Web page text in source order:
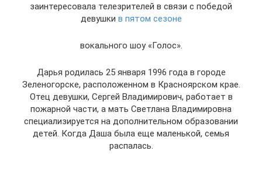
заинтересовала телезрителей в связи с победой
девушки в пятом сезоне
вокального шоу «Голос».
Дарья родилась 25 января 1996 года в городе
Зеленогорске, расположенном в Красноярском крае.
Отец девушки, Сергей Владимирович, работает в
пожарной части, а мать Светлана Владимировна
специализируется на дополнительном образовании
детей. Когда Даша была еще маленькой, семья
распалась.